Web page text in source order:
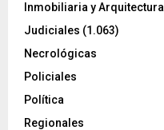
Inmobiliaria y Arquitectura
Judiciales (1.063)
Necrológicas
Policiales
Política
Regionales